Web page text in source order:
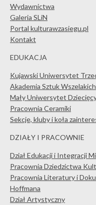
Wydawnictwa
Galeria SLiN
Portal kulturawzasiegu.pl
Kontakt
EDUKACJA
Kujawski Uniwersytet
Akademia Sztuk Wszelakich
Mały Uniwersytet
Pracownia Ceramiki
Sekcje, kluby i koła
DZIAŁY I PRACOWNIE
Dział Edukacji i Integracji
Pracownia Dziedzictwa
Pracownia Literatury i
Hoffmana
Dział Artystyczny